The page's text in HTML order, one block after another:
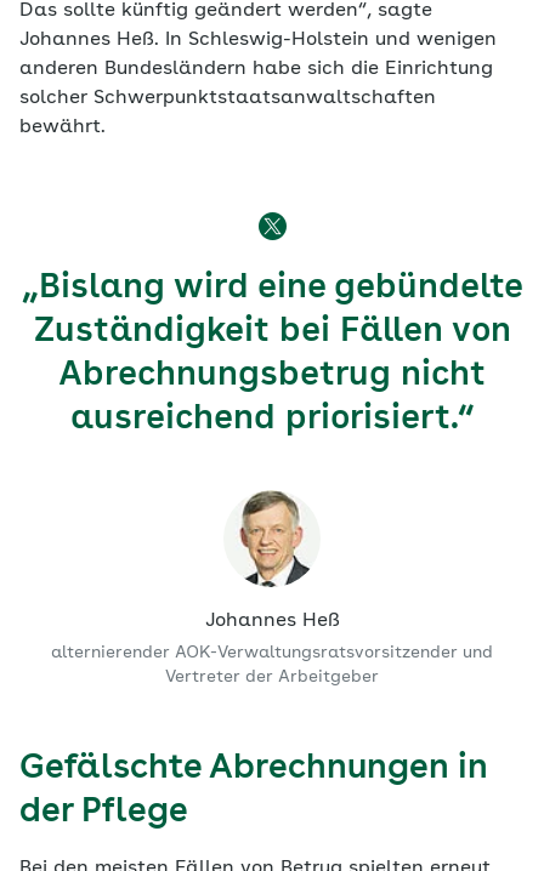
Das sollte künftig geändert werden“, sagte
Johannes Heß. In Schleswig-Holstein und wenigen
anderen Bundesländern habe sich die Einrichtung
solcher Schwerpunktstaatsanwaltschaften
bewährt.
„Bislang wird eine gebündelte
Zuständigkeit bei Fällen von
Abrechnungsbetrug nicht
ausreichend priorisiert.“
Johannes Heß
alternierender AOK-Verwaltungsratsvorsitzender und
Vertreter der Arbeitgeber
Gefälschte Abrechnungen in
der Pflege